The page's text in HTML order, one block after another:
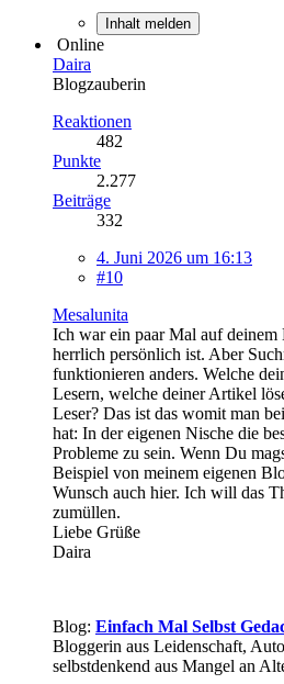
Inhalt melden
Online
Daira
Blogzauberin
Reaktionen
482
Punkte
2.277
Beiträge
332
4. Juni 2026 um 16:13
#10
Mesalunita
Ich war ein paar Mal auf
herrlich persönlich ist. Aber
funktionieren anders. Welche
Lesern, welche deiner Artikel
Leser? Das ist das womit man
hat: In der eigenen Nische die
Probleme zu sein. Wenn Du
Beispiel von meinem eigenen
Wunsch auch hier. Ich will das
zumüllen.
Liebe Grüße
Daira
Blog: Einfach Mal Selbst
Bloggerin aus Leidenschaft,
selbstdenkend aus Mangel an